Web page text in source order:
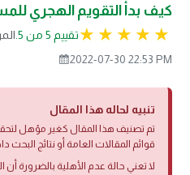
كيف بدأ التقويم الهجري
تقييم 5 من 5.
3
2022-07-30 22:53 PM
تنبيه لحاله هذا المقال
تم تصنيف هذا المقال كغير مؤهل
قوائم المقالات العامة أو نتائج
لا تعني حالة عدم الأهلية بالضرورة